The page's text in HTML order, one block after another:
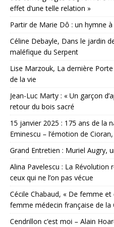
effet d’une telle relation »
Partir de Marie Dô : un hymne
Céline Debayle, Dans le jardin
maléfique du Serpent
Lise Marzouk, La dernière
de la vie
Jean-Luc Marty : « Un garçon
retour du bois sacré
15 janvier 2025 : 175 ans de la
Eminescu – l’émotion de
Grand Entretien : Muriel Augry,
Alina Pavelescu : La
ceux qui ne l’on pas vécue
Cécile Chabaud, « De femme et
femme médecin française de la
Cendrillon c’est moi – Alain